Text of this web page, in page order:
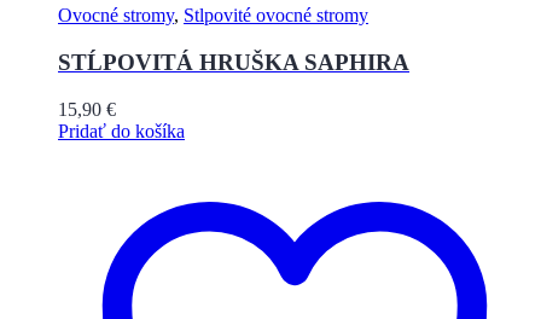
Ovocné stromy, Stlpovité ovocné stromy
STĹPOVITÁ HRUŠKA SAPHIRA
15,90 €
Pridať do košíka